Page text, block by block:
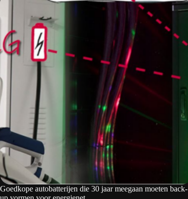
Goedkope autobatterijen die 30 jaar meegaan moeten back-